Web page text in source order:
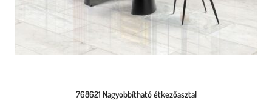
768621 Nagyobbítható étkezőasztal